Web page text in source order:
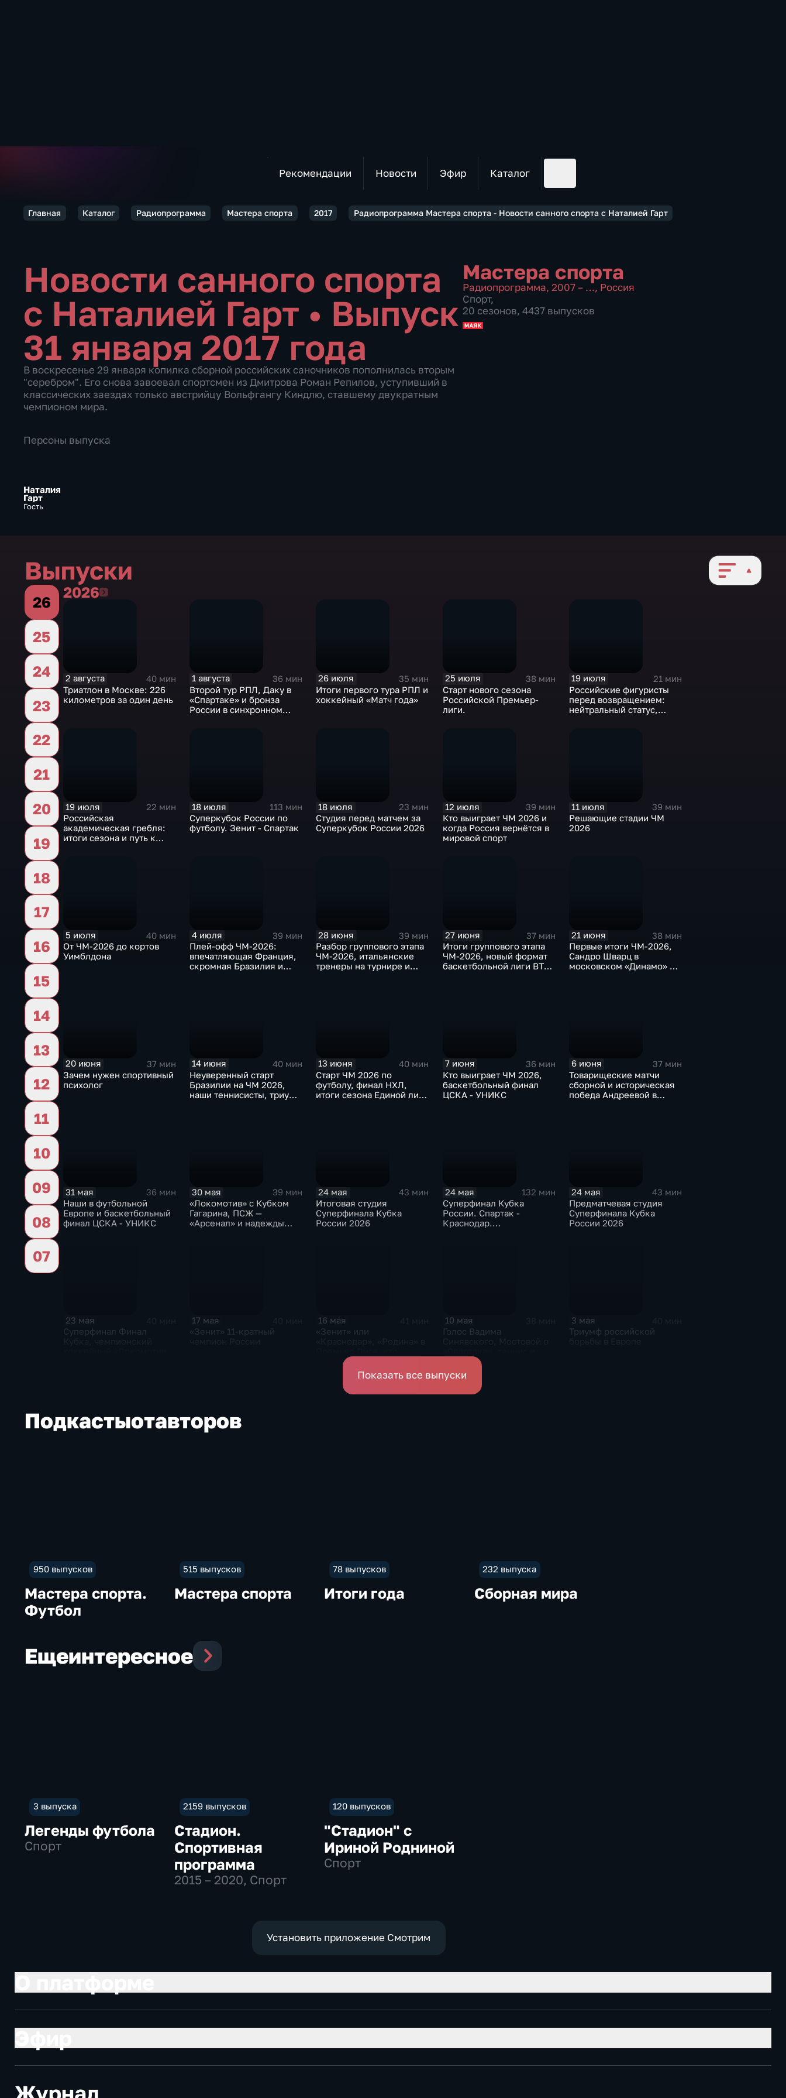
Рекомендации Новости Эфир Каталог
Главная Каталог Радиопрограмма Мастера спорта 2017 Радиопрограмма Мастера спорта - Новости санного спорта с Наталией Гарт
Новости санного спорта
с Наталией Гарт • Выпуск
31 января 2017 года
В воскресенье 29 января копилка сборной российских саночников пополнилась вторым
"серебром". Его снова завоевал спортсмен из Дмитрова Роман Репилов, уступивший в
классических заездах только австрийцу Вольфгангу Киндлю, ставшему двукратным
чемпионом мира.
Мастера спорта
Радиопрограмма, 2007 – …, Россия
Спорт,
20 сезонов, 4437 выпусков
Персоны выпуска
Наталия
Гарт
Гость
Выпуски
26
25
24
23
22
21
20
19
18
17
16
15
14
13
12
11
10
09
08
07
20262026
2 августа
40 мин
Триатлон в Москве: 226
километров за один день
1 августа
36 мин
Второй тур РПЛ, Даку в
«Спартаке» и бронза
России в синхронном
26 июля
35 мин
Итоги первого тура РПЛ и
хоккейный «Матч года»
25 июля
38 мин
Старт нового сезона
Российской Премьер-
лиги.
19 июля
21 мин
Российские фигуристы
перед возвращением:
нейтральный статус,
19 июля
22 мин
Российская
академическая гребля:
итоги сезона и путь к
18 июля
113 мин
Суперкубок России по
футболу. Зенит - Спартак
18 июля
23 мин
Студия перед матчем за
Суперкубок России 2026
12 июля
39 мин
Кто выиграет ЧМ 2026 и
когда Россия вернётся в
мировой спорт
11 июля
39 мин
Решающие стадии ЧМ
2026
5 июля
40 мин
От ЧМ-2026 до кортов
Уимблдона
4 июля
39 мин
Плей-офф ЧМ-2026:
впечатляющая Франция,
скромная Бразилия и
28 июня
39 мин
Разбор группового этапа
ЧМ-2026, итальянские
тренеры на турнире и
27 июня
37 мин
Итоги группового этапа
ЧМ-2026, новый формат
баскетбольной лиги ВТБ
21 июня
38 мин
Первые итоги ЧМ-2026,
Сандро Шварц в
московском «Динамо» и
20 июня
37 мин
Зачем нужен спортивный
психолог
14 июня
40 мин
Неуверенный старт
Бразилии на ЧМ 2026,
наши теннисисты, триумф
13 июня
40 мин
Старт ЧМ 2026 по
футболу, финал НХЛ,
итоги сезона Единой лиги
7 июня
36 мин
Кто выиграет ЧМ 2026,
баскетбольный финал
ЦСКА - УНИКС
6 июня
37 мин
Товарищеские матчи
сборной и историческая
победа Андреевой в
31 мая
36 мин
Наши в футбольной
Европе и баскетбольный
финал ЦСКА - УНИКС
30 мая
39 мин
«Локомотив» с Кубком
Гагарина, ПСЖ —
«Арсенал» и надежды
24 мая
43 мин
Итоговая студия
Суперфинала Кубка
России 2026
24 мая
132 мин
Суперфинал Кубка
России. Спартак -
Краснодар.
24 мая
43 мин
Предматчевая студия
Суперфинала Кубка
России 2026
23 мая
Суперфинал Финал
17 мая
«Зенит» 11-кратный
16 мая
«Зенит» или
возглавит ЦСКА
10 мая
Голос Вадима
сенсация в UFC
3 мая
Триумф российской
Показать все выпуски
Подкастыотавторов
950 выпусков
Мастера спорта.
Футбол
515 выпусков
Мастера спорта
78 выпусков
Итоги года
232 выпуска
Сборная мира
Ещеинтересное
3 выпуска
Легенды футбола
Спорт
2159 выпусков
Стадион.
Спортивная
программа
2015 – 2020, Спорт
120 выпусков
"Стадион" с
Ириной Родниной
Спорт
Установить приложение Смотрим